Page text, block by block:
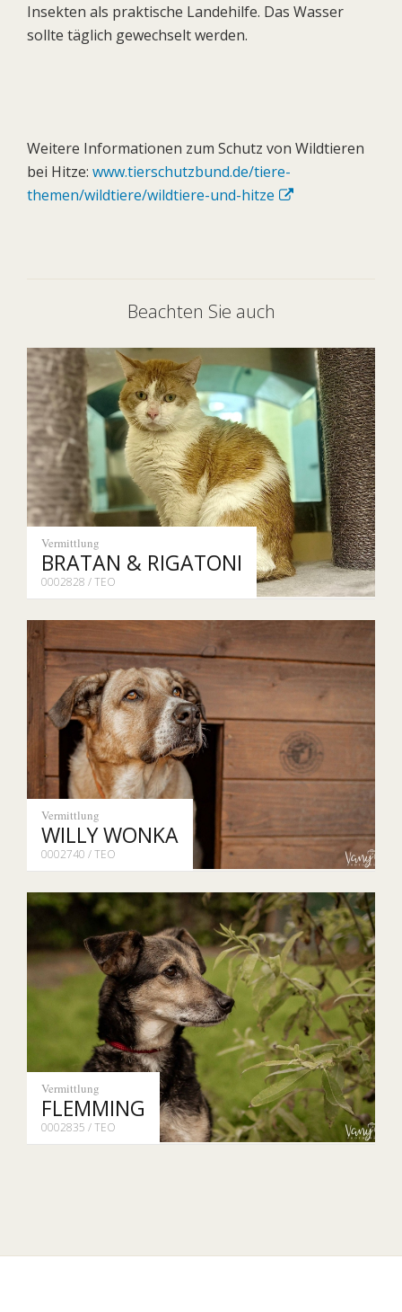
Insekten als praktische Landehilfe. Das Wasser
sollte täglich gewechselt werden.
Weitere Informationen zum Schutz von Wildtieren
bei Hitze: www.tierschutzbund.de/tiere-
themen/wildtiere/wildtiere-und-hitze
Beachten Sie auch
Vermittlung
BRATAN & RIGATONI
0002828 / TEO
Vermittlung
WILLY WONKA
0002740 / TEO
Vermittlung
FLEMMING
0002835 / TEO